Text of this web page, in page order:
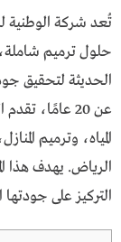
تُعد شركة الوطنية
حلول ترميم
الحديثة لتحقيق
عن 20
المياه، وترميم
الرياض. يهدف هذا
التركيز على جودتها